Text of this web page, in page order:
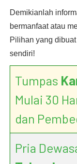
Demikianlah
bermanfaat atau
Pilihan yang
sendiri!
Tumpas
Mulai 30
dan
Pria